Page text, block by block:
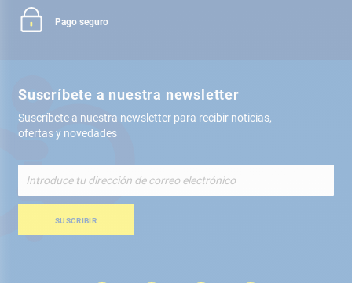
Pago seguro
Suscríbete a nuestra newsletter
Suscríbete a nuestra newsletter para recibir noticias,
ofertas y novedades
nuestro
de
SUSCRIBIR